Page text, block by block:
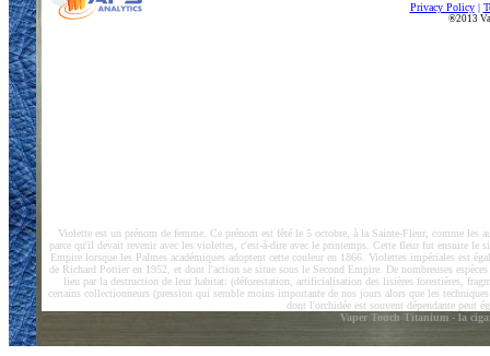
Privacy Policy |
®2013
Violette est un prénom de femme. Ce prénom est fêté le 5 octobre, à la Sainte-Fleur, comme
parce qu'il devait revenir avec les violettes, c'est-à-dire avec le printemps. Cette fleur fut ensuite le
Empire lorsque les Palmes académiques adoptent cette couleur en 1866. Violettes impériales est
de Richard Pottier en 1952, et dont l'action se situe sous le Second Empire. De nombreuses
lieu par la destruction de leur habitat: (déforestation, artificialisation des lisières forestières,
certains collectionneurs (pression qui semble moins importante de nos jours alors que les
dont l'orchidée est souvent dépendante peut
Vaper Touch Titanium - la